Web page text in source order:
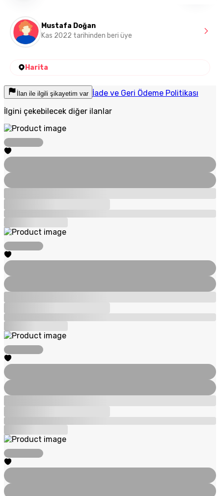
Mustafa Doğan
Kas 2022 tarihinden beri üye
Harita
İlan ile ilgili şikayetim var İade ve Geri Ödeme Politikası
İlgini çekebilecek diğer ilanlar